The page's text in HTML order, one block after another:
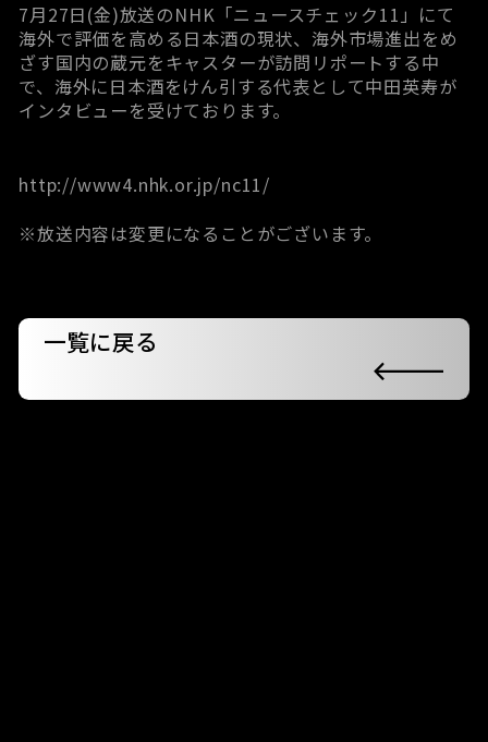
7月27日(金)放送のNHK「ニュースチェック11」にて
海外で評価を高める日本酒の現状、海外市場進出をめ
ざす国内の蔵元をキャスターが訪問リポートする中
で、海外に日本酒をけん引する代表として中田英寿が
インタビューを受けております。
http://www4.nhk.or.jp/nc11/
※放送内容は変更になることがございます。
一覧に戻る